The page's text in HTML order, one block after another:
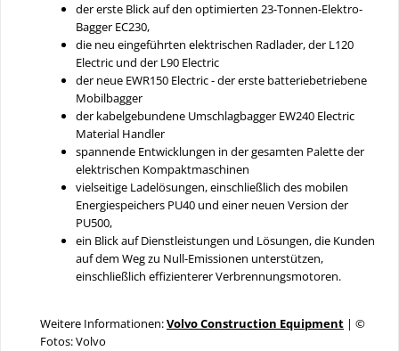
der erste Blick auf den optimierten 23-Tonnen-Elektro-
Bagger EC230,
die neu eingeführten elektrischen Radlader, der L120
Electric und der L90 Electric
der neue EWR150 Electric - der erste batteriebetriebene
Mobilbagger
der kabelgebundene Umschlagbagger EW240 Electric
Material Handler
spannende Entwicklungen in der gesamten Palette der
elektrischen Kompaktmaschinen
vielseitige Ladelösungen, einschließlich des mobilen
Energiespeichers PU40 und einer neuen Version der
PU500,
ein Blick auf Dienstleistungen und Lösungen, die Kunden
auf dem Weg zu Null-Emissionen unterstützen,
einschließlich effizienterer Verbrennungsmotoren.
Weitere Informationen:Volvo Construction Equipment | ©
Fotos: Volvo